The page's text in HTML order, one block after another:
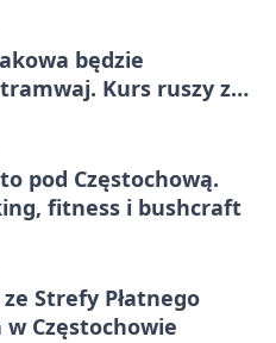
będzie
Kurs ruszy ze
pod Częstochową.
fitness i bushcraft
Strefy Płatnego
Częstochowie